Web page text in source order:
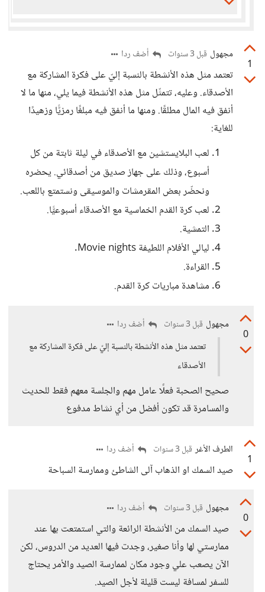
1
مجهول قبل 3 سنوات أضف ردا
تعتمد مثل هذه الأنشطة بالنسبة إليّ على فكرة المشاركة مع
الأصدقاء. وعليه، تتمثّل مثل هذه الأنشطة فيما يلي، منها ما لا
أنفق فيه المال مطلقًا. ومنها ما أنفق فيه مبلغًا رمزيًّا وزهيدًا
للغاية:
لعب البلايستشين مع الأصدقاء في ليلة ثابتة من كل
أسبوع، وذلك على جهاز صديق من أصدقائي. يحضره
ونحضّر بعض المقرمشات والموسيقى ونستمتع باللعب.
لعب كرة القدم الخماسية مع الأصدقاء أسبوعيًّا.
التمشية.
ليالي الأفلام اللطيفة Movie nights.
القراءة.
مشاهدة مباريات كرة القدم.
0
مجهول قبل 3 سنوات
أضف ردا
تعتمد مثل هذه الأنشطة بالنسبة إليّ على فكرة المشاركة مع
الأصدقاء
صحيح الصحبة فعلًا عامل مهم والجلسة معهم فقط للحديث
والمسامرة قد تكون أفضل من أي نشاط مدفوع
1
الطرف الأغر قبل 3 سنوات أضف ردا
صيد السمك او الذهاب آلى الشاطئ وممارسة السباحة
0
مجهول قبل 3 سنوات أضف ردا
صيد السمك من الأنشطة الرائعة والتي استمتعت بها عند
ممارستي لها وأنا صغير، وجدت فيها العديد من الدروس، لكن
الآن يصعب علي وجود مكان لممارسة الصيد والأمر يحتاج
للسفر لمسافة ليست قليلة لأجل الصيد.